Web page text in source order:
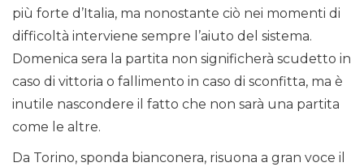
più forte d’Italia, ma nonostante ciò nei momenti di
difficoltà interviene sempre l’aiuto del sistema.
Domenica sera la partita non significherà scudetto in
caso di vittoria o fallimento in caso di sconfitta, ma è
inutile nascondere il fatto che non sarà una partita
come le altre.
Da Torino, sponda bianconera, risuona a gran voce il